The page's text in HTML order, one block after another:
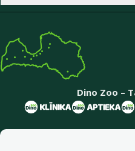
Dino Zoo –